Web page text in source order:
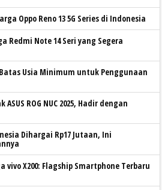
Oppo Reno 13 5G Series di Indonesia
Redmi Note 14 Seri yang Segera
Usia Minimum untuk Penggunaan
ROG NUC 2025, Hadir dengan
Dihargai Rp17 Jutaan, Ini
vivo X200: Flagship Smartphone Terbaru